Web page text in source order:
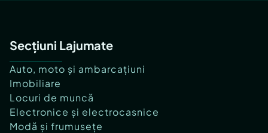
Secțiuni Lajumate
Auto, moto și ambarcațiuni
Imobiliare
Locuri de muncă
Electronice și electrocasnice
Modă și frumusețe